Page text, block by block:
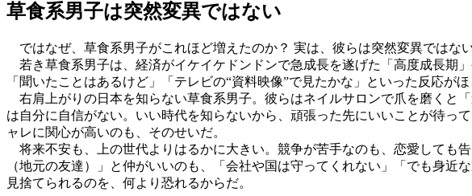
草食系男子は突然変異ではない
ではなぜ、草食系男子がこれほど増えたのか？ 実は、彼らは突然変異ではな
若き草食系男子は、経済がイケイケドンドンで急成長を遂げた「高度成長期
「聞いたことはあるけど」「テレビの“資料映像”で見たかな」といった反応がほ
右肩上がりの日本を知らない草食系男子。彼らはネイルサロンで爪を磨くと
は自分に自信がない。いい時代を知らないから、頑張った先にいいことが待っ
ャレに関心が高いのも、そのせいだ。
将来不安も、上の世代よりはるかに大きい。競争が苦手なのも、恋愛しても
（地元の友達）」と仲がいいのも、「会社や国は守ってくれない」「でも身
見捨てられるのを、何より恐れるからだ。